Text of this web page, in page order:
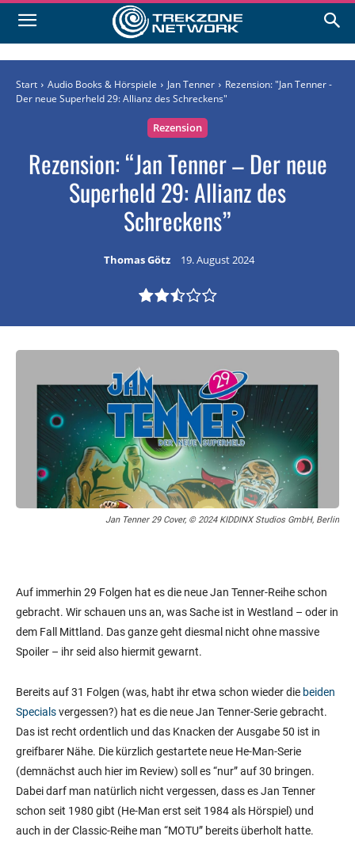
Start Audio Books & Hörspiele Jan Tenner
Rezension: "Jan Tenner -
Der neue Superheld 29: Allianz des Schreckens"
Rezension
Rezension: “Jan Tenner – Der neue
Superheld 29: Allianz des
Schreckens”
Thomas Götz 19. August 2024
Jan Tenner 29 Cover, © 2024 KIDDINX Studios GmbH, Berlin
Auf immerhin 29 Folgen hat es die neue Jan Tenner-Reihe schon
gebracht. Wir schauen uns an, was Sache ist in Westland – oder in
dem Fall Mittland. Das ganze geht diesmal nicht ohne massive
Spoiler – ihr seid also hiermit gewarnt.
Bereits auf 31 Folgen (was, habt ihr etwa schon wieder die beiden
Specialsvergessen?) hat es die neue Jan Tenner-Serie gebracht.
Das ist recht ordentlich und das Knacken der Ausgabe 50 ist in
greifbarer Nähe. Die kürzlich gestartete neue He-Man-Serie
(demnächst auch hier im Review) soll es “nur” auf 30 bringen.
Dabei darf man natürlich nicht vergessen, dass es Jan Tenner
schon seit 1980 gibt (He-Man erst seit 1984 als Hörspiel) und
auch in der Classic-Reihe man “MOTU” bereits überholt hatte.